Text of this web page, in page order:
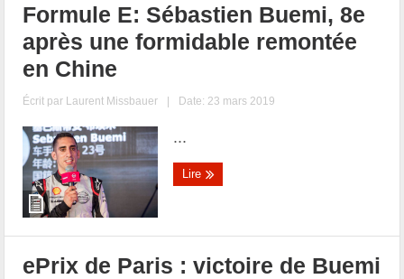
Formule E: Sébastien Buemi, 8e
après une formidable remontée
en Chine
Écrit par Laurent Missbauer | Date: 23 mars 2019
...
Lire
ePrix de Paris : victoire de Buemi